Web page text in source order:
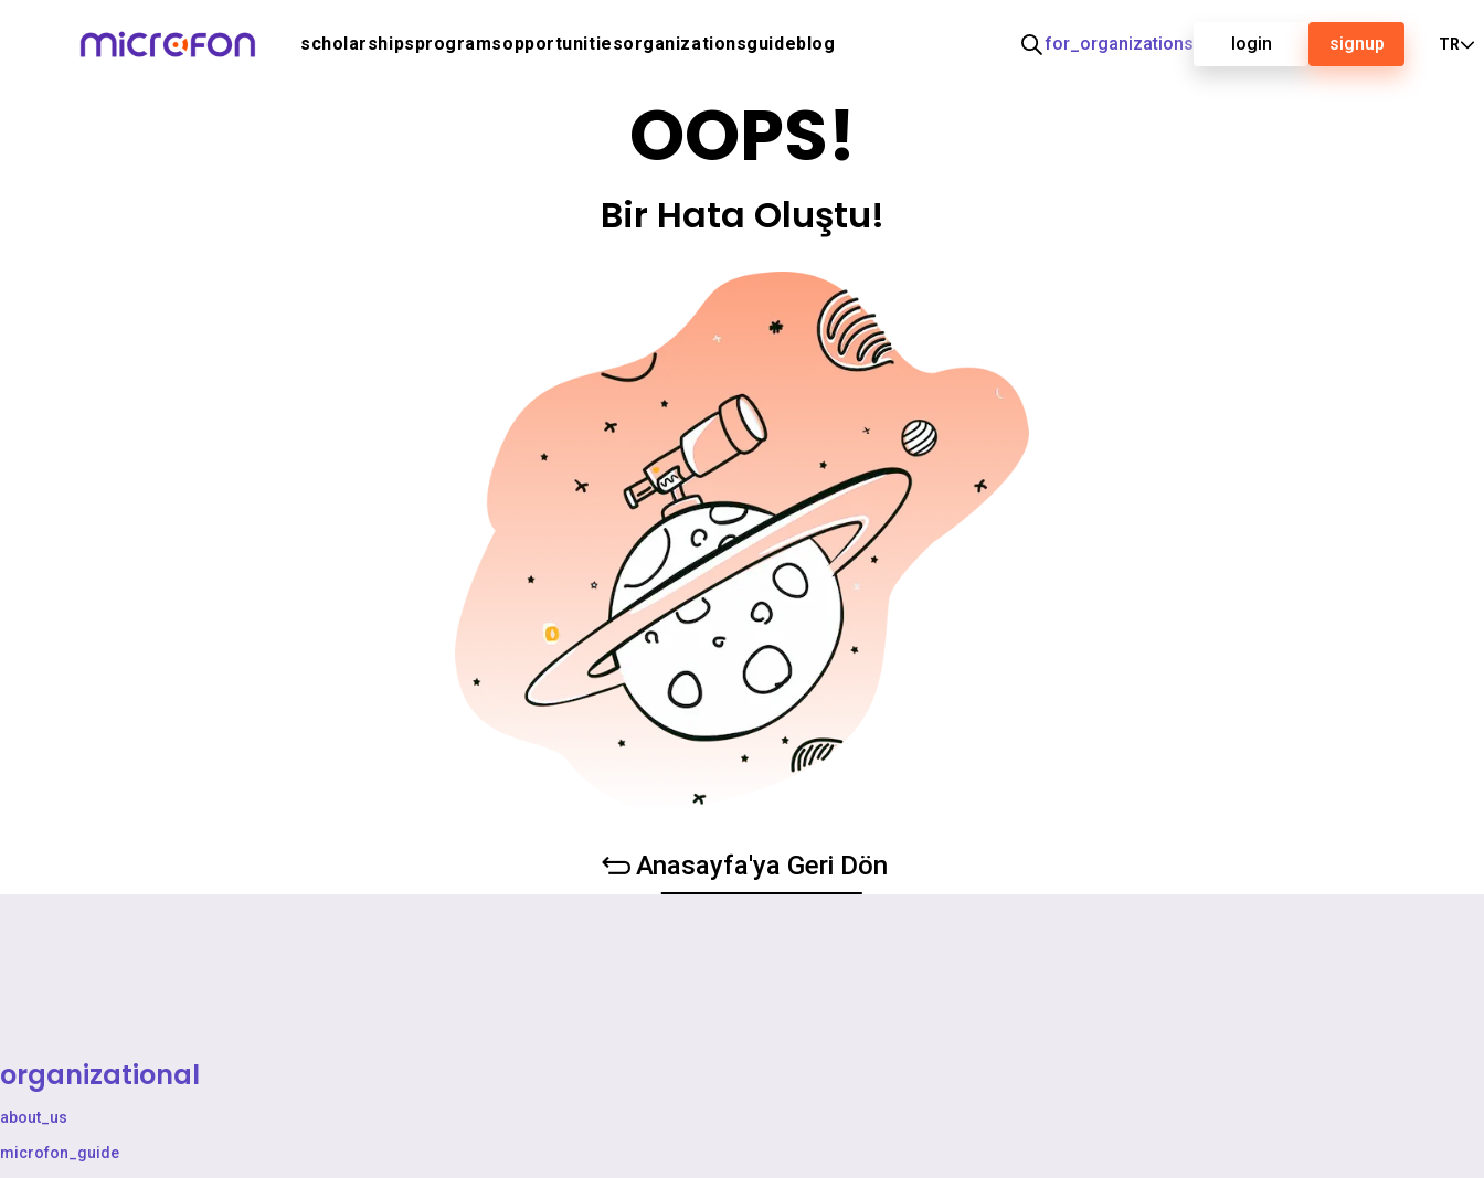
scholarshipsprogramsopportunitiesorganizationsguideblog for_organizations login signup TR
OOPS!
Bir Hata Oluştu!
Anasayfa'ya Geri Dön
organizational
about_us
microfon_guide